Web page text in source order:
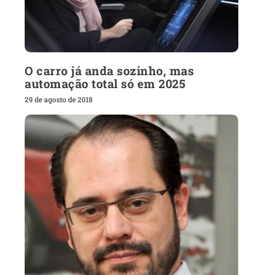
O carro já anda sozinho, mas
automação total só em 2025
29 de agosto de 2018